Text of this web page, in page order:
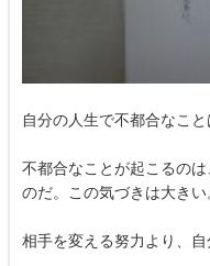
自分の人生で不都合なこと
不都合なことが起こるの
のだ。この気づきは大きい
相手を変える努力より、自